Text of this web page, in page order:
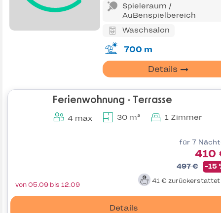
Spieleraum /
AuBenspielbereich
Waschsalon
700 m
Details
Ferienwohnung - Terrasse
4 max 30 m² 1 Zimmer
für 7
410
497 € -15
41 € zurückerstattet
Details
von 05.09 bis 12.09